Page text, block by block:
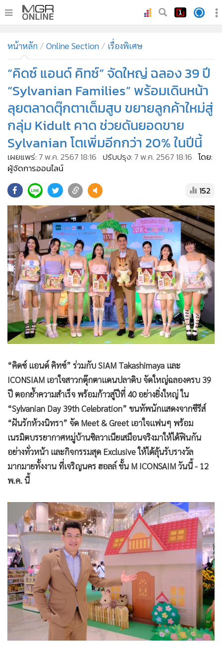
ทันเหตุการณ์
• ภาคใต้
ภูมิภาค
Online Section
• บันเทิง
• ผู้จัดการรายวัน
• คอลัมนิสต์
• ละคร
•
• Cyber BIZ
• ผู้จัดกวน
• Good health & Well-being
• Green Innovation & SD
• Management & HR
• MGR Live
• Infographic
• การเมือง
• ท่องเที่ยว
• กีฬา
• ต่างประเทศ
• Special Scoop
• เศรษฐกิจ-ธุรกิจ
• จีน
• ชุมชน-คุณภาพชีวิต
• อาชญากรรม
• Motoring
• เกม
• วิทยาศาสตร์
• SMEs
อินโดจีน
• กองทุนรวม
• Celeb Online
• Factcheck
• ญี่ปุ่น
• News1
• Gotomanager
หน้าหลัก Online Section เรื่องพิเศษ
“คิดซ์ แอนด์ คิทซ์” จัดใหญ่ ฉลอง 39 ปี
“Sylvanian Families” พร้อมเดินหน้า
ลุยตลาดตุ๊กตาเต็มสูบ ขยายลูกค้าใหม่สู่
กลุ่ม Kidult คาด ช่วยดันยอดขาย
Sylvanian โตเพิ่มอีกกว่า 20% ในปีนี้
เผยแพร่:7 พ.ค. 2567 18:16 ปรับปรุง:7 พ.ค. 2567 18:16 โดย:
ผู้จัดการออนไลน์
152
“คิดซ์ แอนด์ คิทซ์” ร่วมกับ SIAM Takashimaya และ
ICONSIAM เอาใจสาวกตุ๊กตาแดนปลาดิบ จัดใหญ่ฉลองครบ 39
ปี ตอกย้ำความสำเร็จ พร้อมก้าวสู่ปีที่ 40 อย่างยิ่งใหญ่ ใน
“Sylvanian Day 39th Celebration” ขนทัพนักแสดงจากซีรีส์
“ฝันรักห้วงนิทรา” จัด Meet & Greet เอาใจแฟนๆ พร้อม
เนรมิตบรรยากาศหมู่บ้านซิลวาเนียเสมือนจริงมาให้ได้ฟินกัน
อย่างทั่วหน้า และกิจกรรมสุด Exclusive ให้ได้ลุ้นรับรางวัล
มากมายทั้งงาน ที่เจริญนคร ฮอลล์ ชั้น M ICONSAIM วันนี้ - 12
พ.ค. นี้